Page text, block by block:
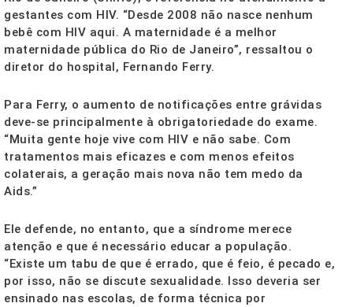
gestantes com HIV. “Desde 2008 não nasce nenhum
bebê com HIV aqui. A maternidade é a melhor
maternidade pública do Rio de Janeiro”, ressaltou o
diretor do hospital, Fernando Ferry.
Para Ferry, o aumento de notificações entre grávidas
deve-se principalmente à obrigatoriedade do exame.
“Muita gente hoje vive com HIV e não sabe. Com
tratamentos mais eficazes e com menos efeitos
colaterais, a geração mais nova não tem medo da
Aids.”
Ele defende, no entanto, que a síndrome merece
atenção e que é necessário educar a população.
“Existe um tabu de que é errado, que é feio, é pecado e,
por isso, não se discute sexualidade. Isso deveria ser
ensinado nas escolas, de forma técnica por